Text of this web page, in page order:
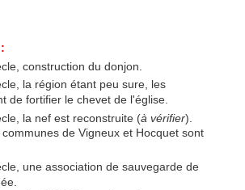
:
construction du donjon.
la région étant peu sure, les
de fortifier le chevet de l'église.
la nef est reconstruite (à vérifier).
de Vigneux et Hocquet sont
une association de sauvegarde de